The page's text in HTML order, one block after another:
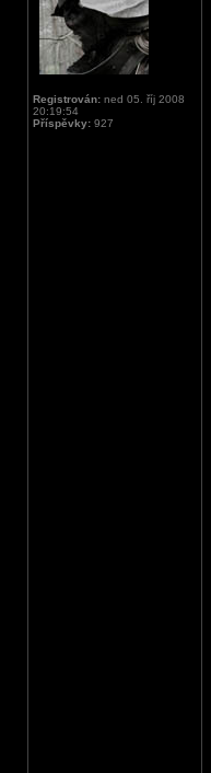
Registrován: ned 05. říj 2008
20:19:54
Příspěvky: 927